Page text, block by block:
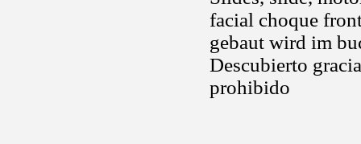
facial choque
gebaut wird im
Descubierto
prohibido